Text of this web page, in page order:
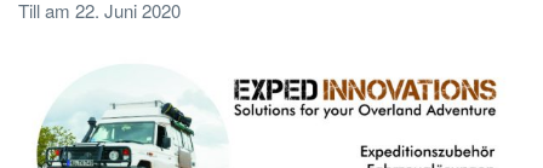
Tillam 22. Juni 2020